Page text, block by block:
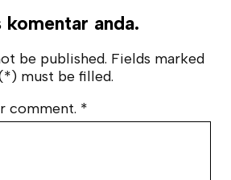
komentar anda.
be published. Fields marked
must be filled.
comment. *